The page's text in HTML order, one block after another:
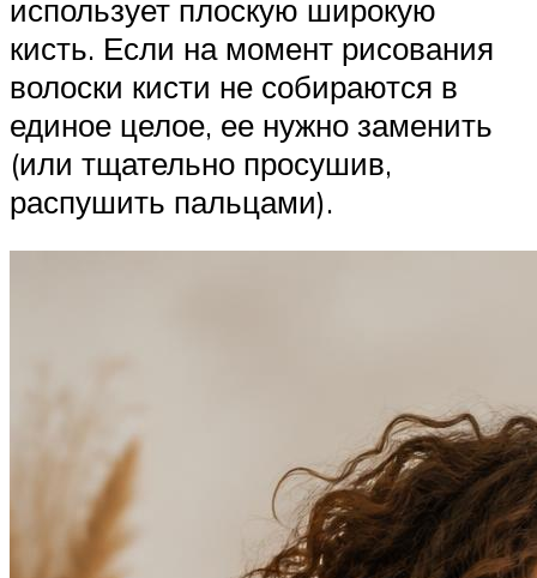
использует плоскую широкую
кисть. Если на момент рисования
волоски кисти не собираются в
единое целое, ее нужно заменить
(или тщательно просушив,
распушить пальцами).